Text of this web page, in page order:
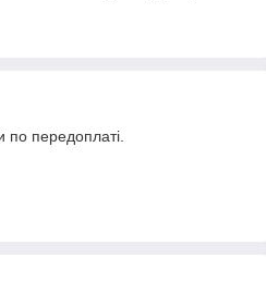
по передоплаті.